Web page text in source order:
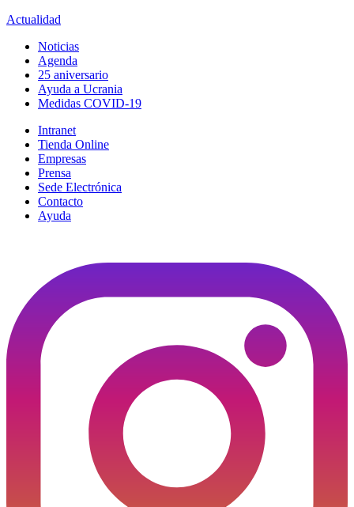
Actualidad
Noticias
Agenda
25 aniversario
Ayuda a Ucrania
Medidas COVID-19
Intranet
Tienda Online
Empresas
Prensa
Sede Electrónica
Contacto
Ayuda